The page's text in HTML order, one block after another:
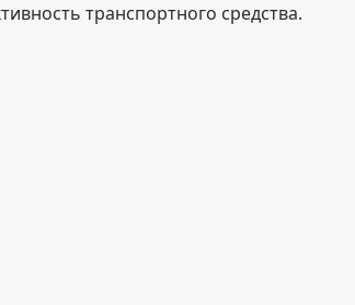
транспортного средства.